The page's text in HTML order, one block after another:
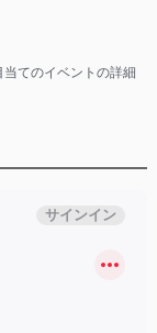
てのイベントの詳細